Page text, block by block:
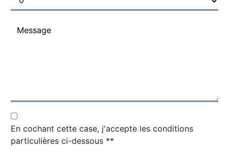
En cochant cette case, j'accepte les conditions
particulières ci-dessous **